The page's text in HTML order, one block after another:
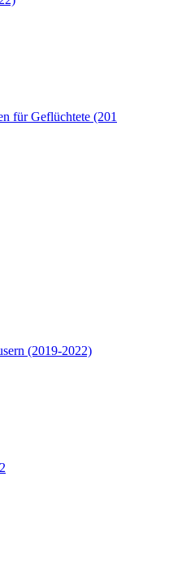
für Geflüchtete (201
(2019-2022)